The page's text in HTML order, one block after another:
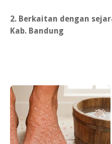
2. Berkaitan dengan
Kab. Bandung